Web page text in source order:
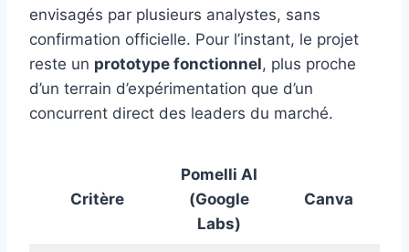
envisagés par plusieurs analystes, sans
confirmation officielle. Pour l’instant, le projet
reste un prototype fonctionnel, plus proche
d’un terrain d’expérimentation que d’un
concurrent direct des leaders du marché.
Critère
Pomelli AI
(Google
Labs)
Canva